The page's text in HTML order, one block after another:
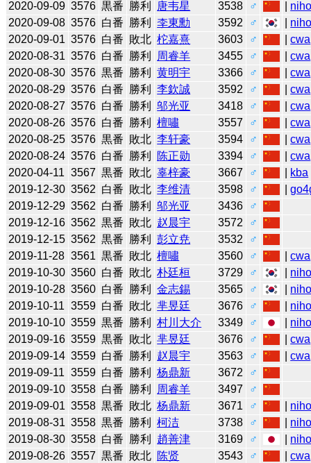
2020-09-09 3576 黒番 勝利 唐韦星 3538 ♂
2020-09-08 3576 白番 勝利 李東勳 3592 ♂
2020-09-01 3576 白番 敗北 柁嘉熹 3603 ♂ |cwa
2020-08-31 3576 白番 勝利 周睿羊 3455 ♂ |cwa
2020-08-30 3576 黒番 勝利 黄明宇 3366 ♂ |cwa
2020-08-29 3576 白番 勝利 李欽誠 3592 ♂ |cwa
2020-08-27 3576 白番 勝利 邬光亚 3418 ♂ |cwa
2020-08-26 3576 白番 勝利 檀嘯 3557 ♂ |cwa
2020-08-25 3576 黒番 敗北 李轩豪 3594 ♂ |cwa
2020-08-24 3576 白番 勝利 陈正勋 3394 ♂ |cwa
2020-04-11 3567 黒番 敗北 辜梓豪 3667 ♂ kba
2019-12-30 3562 白番 敗北 李维清 3598 ♂ |
2019-12-29 3562 白番 勝利 邬光亚 3436
♂
2019-12-16 3562 黒番 敗北 赵晨宇 3572
♂
2019-12-15 3562 黒番 勝利 彭立尭 3532
♂
2019-11-28 3561 黒番 敗北 檀嘯 3560 ♂ |cwa
2019-10-30 3560 白番 敗北 朴廷桓 3729 ♂
2019-10-28 3560 白番 勝利 金志錫 3565 ♂
2019-10-11 3559 白番 敗北 芈昱廷 3676 ♂
2019-10-10 3559 黒番 勝利 村川大介 3349 ♂
2019-09-16 3559 黒番 敗北 芈昱廷 3676 ♂ |cwa
2019-09-14 3559 白番 勝利 赵晨宇 3563 ♂ |cwa
2019-09-11 3559 白番 勝利 杨鼎新 3672
♂
2019-09-10 3558 白番 勝利 周睿羊 3497
♂
2019-09-01 3558 黒番 敗北 杨鼎新 3671 ♂
2019-08-31 3558 黒番 勝利 柯洁 3738 ♂
2019-08-30 3558 白番 勝利 趙善津 3169 ♂
2019-08-26 3557 黒番 敗北 陈贤 3543 ♂ |cwa